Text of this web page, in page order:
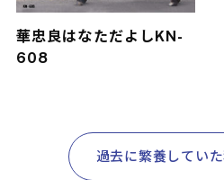
華忠良はなただよしKN-
608
過去に繁養してい